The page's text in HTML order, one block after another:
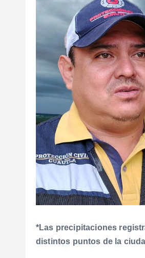
*Las precipitaciones
distintos puntos de la